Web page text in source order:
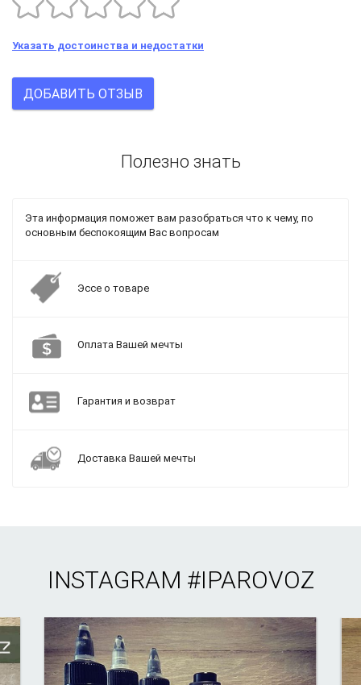
Указать достоинства и недостатки
ДОБАВИТЬ ОТЗЫВ
Полезно знать
Эта информация поможет вам разобраться что к чему, по
основным беспокоящим Вас вопросам
Эссе о товаре
Оплата Вашей мечты
Гарантия и возврат
Доставка Вашей мечты
INSTAGRAM #IPAROVOZ